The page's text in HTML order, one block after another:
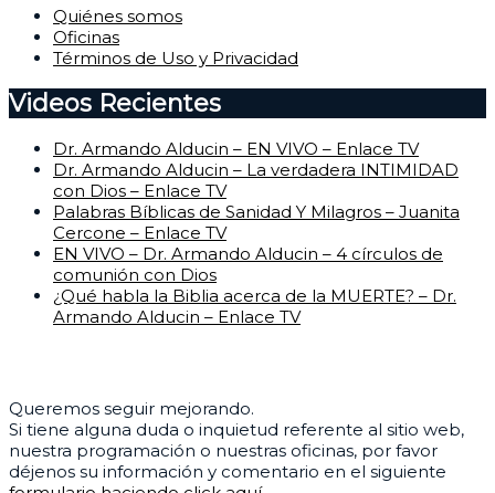
Quiénes somos
Oficinas
Términos de Uso y Privacidad
Videos Recientes
Dr. Armando Alducin – EN VIVO – Enlace TV
Dr. Armando Alducin – La verdadera INTIMIDAD
con Dios – Enlace TV
Palabras Bíblicas de Sanidad Y Milagros – Juanita
Cercone – Enlace TV
EN VIVO – Dr. Armando Alducin – 4 círculos de
comunión con Dios
¿Qué habla la Biblia acerca de la MUERTE? – Dr.
Armando Alducin – Enlace TV
Queremos seguir mejorando.
Si tiene alguna duda o inquietud referente al sitio web,
nuestra programación o nuestras oficinas, por favor
déjenos su información y comentario en el siguiente